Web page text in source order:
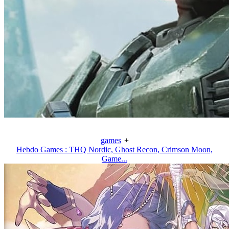
games +
Hebdo Games : THQ Nordic, Ghost Recon, Crimson Moon,
Game...